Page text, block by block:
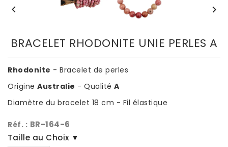
 
BRACELET RHODONITE UNIE PERLES A
Rhodonite - Bracelet de perles
Origine Australie - Qualité A
Diamètre du bracelet 18 cm - Fil élastique
Réf. : BR-164-6
Taille au Choix ▼